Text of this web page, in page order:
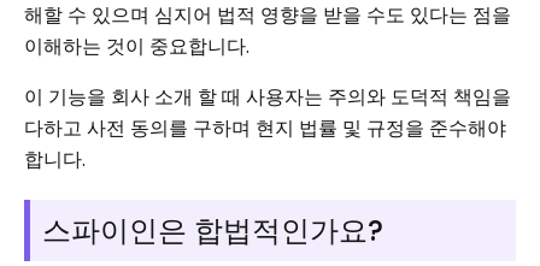
해할 수 있으며 심지어 법적 영향을 받을 수도 있다는 점을
이해하는 것이 중요합니다.
이 기능을 회사 소개 할 때 사용자는 주의와 도덕적 책임을
다하고 사전 동의를 구하며 현지 법률 및 규정을 준수해야
합니다.
스파이인은 합법적인가요?